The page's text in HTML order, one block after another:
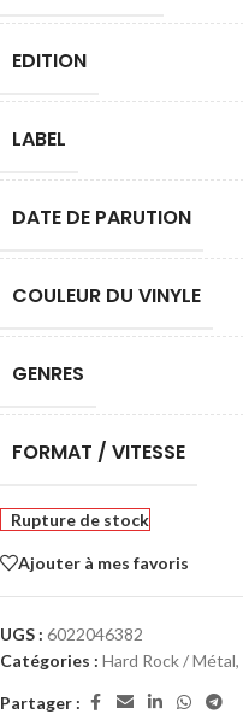
EDITION
LABEL
DATE DE PARUTION
COULEUR DU VINYLE
GENRES
FORMAT / VITESSE
Rupture de stock
Ajouter à mes favoris
UGS : 6022046382
Catégories : Hard Rock / Métal,
Partager :